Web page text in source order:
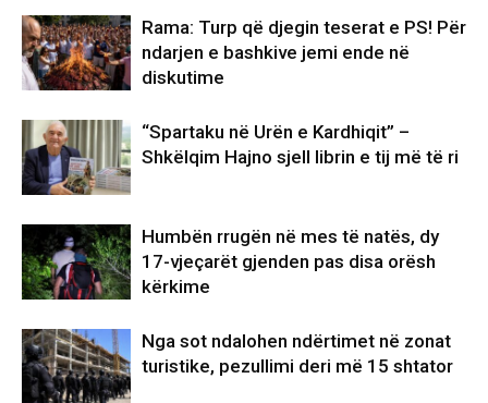
Rama: Turp që djegin teserat e PS! Për
ndarjen e bashkive jemi ende në
diskutime
“Spartaku në Urën e Kardhiqit” –
Shkëlqim Hajno sjell librin e tij më të ri
Humbën rrugën në mes të natës, dy
17-vjeçarët gjenden pas disa orësh
kërkime
Nga sot ndalohen ndërtimet në zonat
turistike, pezullimi deri më 15 shtator